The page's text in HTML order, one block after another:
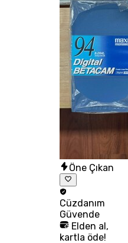
Öne Çıkan
Cüzdanım
Güvende
Elden al,
kartla öde!